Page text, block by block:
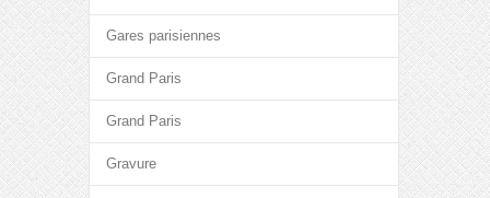
Gares parisiennes
Grand Paris
Grand Paris
Gravure